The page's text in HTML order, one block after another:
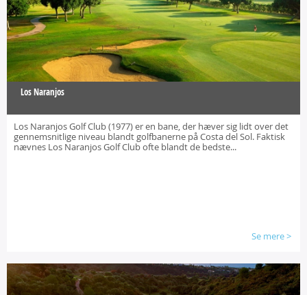
Los Naranjos
Los Naranjos Golf Club (1977) er en bane, der hæver sig lidt over det
gennemsnitlige niveau blandt golfbanerne på Costa del Sol. Faktisk
nævnes Los Naranjos Golf Club ofte blandt de bedste...
Se mere>